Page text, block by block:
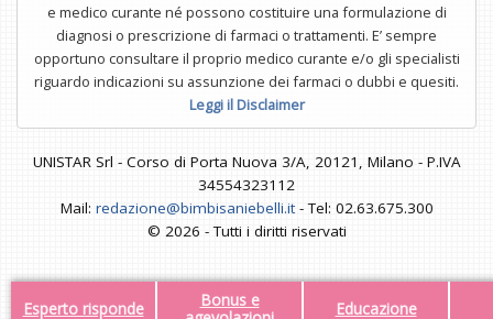
Esperto risponde
Bonus e
Educazione
e medico curante né possono costituire una formulazione di
diagnosi o prescrizione di farmaci o trattamenti. E’ sempre
opportuno consultare il proprio medico curante e/o gli specialisti
riguardo indicazioni su assunzione dei farmaci o dubbi e quesiti.
Leggi il Disclaimer
UNISTAR Srl - Corso di Porta Nuova 3/A, 20121, Milano - P.IVA
34554323112
Mail: redazione@bimbisaniebelli.it- Tel: 02.63.675.300
© 2026 - Tutti i diritti riservati